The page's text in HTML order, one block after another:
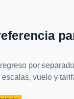
por
vuelo y